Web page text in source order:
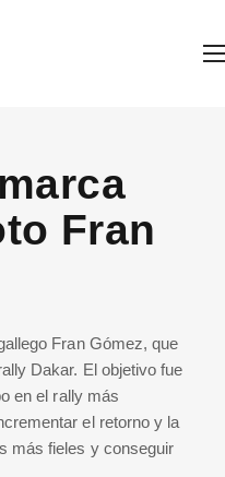
Fran
Fran Gómez, que
Dakar. El objetivo fue
en el rally más
el retorno y la
más fieles y conseguir